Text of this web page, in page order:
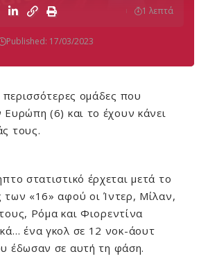
Published: 17/03/2023
1 λεπτά
περισσότερες ομάδες που
Ευρώπη (6) και το έχουν κάνει
τους.
στατιστικό έρχεται μετά το
των «16» αφού οι Ίντερ, Μίλαν,
Ρόμα και Φιορεντίνα
ένα γκολ σε 12 νοκ-άουτ
έδωσαν σε αυτή τη φάση.